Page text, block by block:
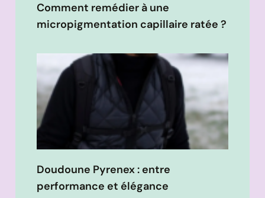
Comment remédier à une
micropigmentation capillaire ratée ?
Doudoune Pyrenex : entre
performance et élégance